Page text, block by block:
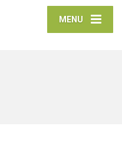
MENU